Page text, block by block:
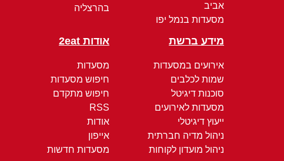
אביב
מסעדות בנמל יפו
בהרצליה
מידע ברשת
אירועים במסעדות
שמות לכלבים
סוכנות דיגיטל
מסעדות לאירועים
ייעוץ דיגיטלי
ניהול מדיה חברתית
ניהול מועדון לקוחות
אודות 2eat
מסעדות
חיפוש מסעדות
חיפוש מתקדם
RSS
אודות
אייפון
מסעדות חדשות